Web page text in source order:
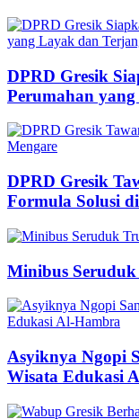
DPRD Gresik
Perumahan
DPRD Gresik
Formula Solusi
Minibus
Asyiknya Ngopi
Wisata Edukasi